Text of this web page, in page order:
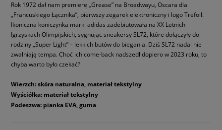
Rok 1972 dał nam premierę „Grease” na Broadwayu, Oscara dla
„Francuskiego Łącznika”, pierwszy zegarek elektroniczny i logo Trefoil.
Ikoniczna koniczynka marki adidas zadebiutowała na XX Letnich
Igrzyskach Olimpijskich, sygnując sneakersy SL72, które dołączyły do
rodziny „Super Light” – lekkich butów do biegania. Dziś SL72 nadal nie
zwalniają tempa. Choć ich come-back nadszedł dopiero w 2023 roku, to
chyba warto było czekać?
Wierzch: skóra naturalna, materiał tekstylny
Wyściółka: materiał tekstylny
Podeszwa: pianka EVA, guma